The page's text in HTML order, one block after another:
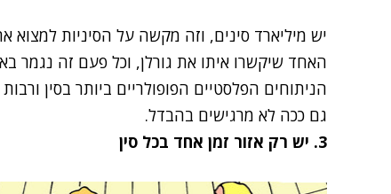
יש מיליארד סינים, וזה מקשה על הסיניות
האחד שיקשרו איתו את גורלן, וכל פעם זה נגמר
הניתוחים הפלסטיים הפופולריים ביותר בסין
גם ככה לא מרגישים בהבדל.
3. יש רק אזור זמן אחד בכל סין